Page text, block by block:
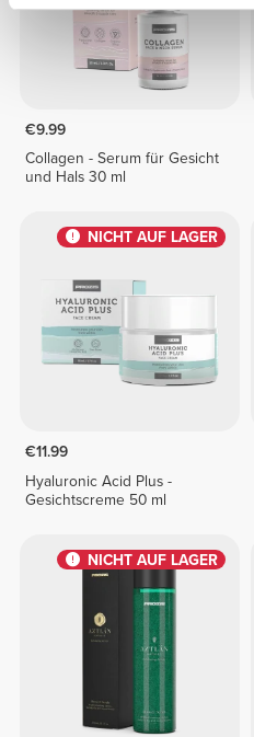
€9.99
Collagen - Serum für Gesicht
und Hals 30 ml
NICHT AUF LAGER
€11.99
Hyaluronic Acid Plus -
Gesichtscreme 50 ml
NICHT AUF LAGER